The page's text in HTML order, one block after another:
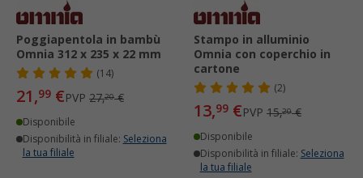
Poggiapentola in bambù
Omnia 312 x 235 x 22 mm
(14)
21,99 €PVP 27,20€
Disponibile
Disponibilità in filiale: Seleziona
la tua filiale
Stampo in alluminio
Omnia con coperchio in
cartone
(2)
13,99 €PVP 15,20€
Disponibile
Disponibilità in filiale: Seleziona
la tua filiale